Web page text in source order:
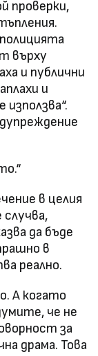
проверки,
върху
и публични
и
в целия
да бъде
в
реално.
А когато
че не
за
драма. Това